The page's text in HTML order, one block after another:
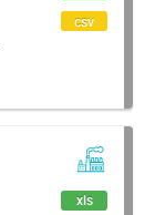
csv
xls